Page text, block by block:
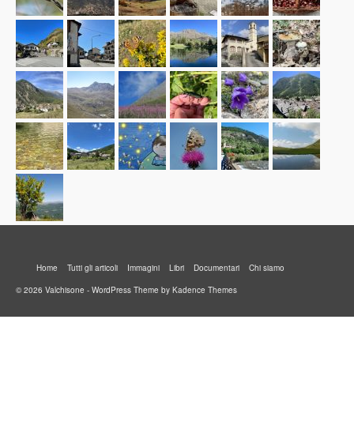
Home Tutti gli articoli Immagini Libri Documentari
Chi siamo
© 2026 Valchisone - WordPress Theme by Kadence Themes